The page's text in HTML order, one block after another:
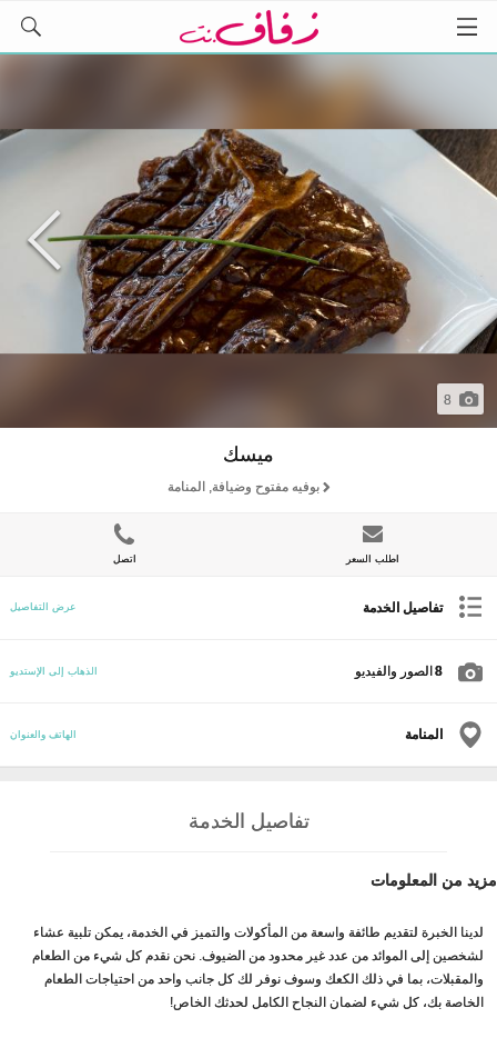
8
ميسك
بوفيه مفتوح وضيافة, المنامة
اطلب السعر اتصل
تفاصيل الخدمة عرض التفاصيل
8 الصور والفيديو الذهاب إلى الإستديو
المنامة الهاتف والعنوان
تفاصيل الخدمة
مزيد من المعلومات
لدينا الخبرة لتقديم طائفة واسعة من المأكولات والتميز في الخدمة، يمكن تلبية عشاء
لشخصين إلى الموائد من عدد غير محدود من الضيوف. نحن نقدم كل شيء من الطعام
والمقبلات، بما في ذلك الكعك وسوف نوفر لك كل جانب واحد من احتياجات الطعام
الخاصة بك، كل شيء لضمان النجاح الكامل لحدثك الخاص!